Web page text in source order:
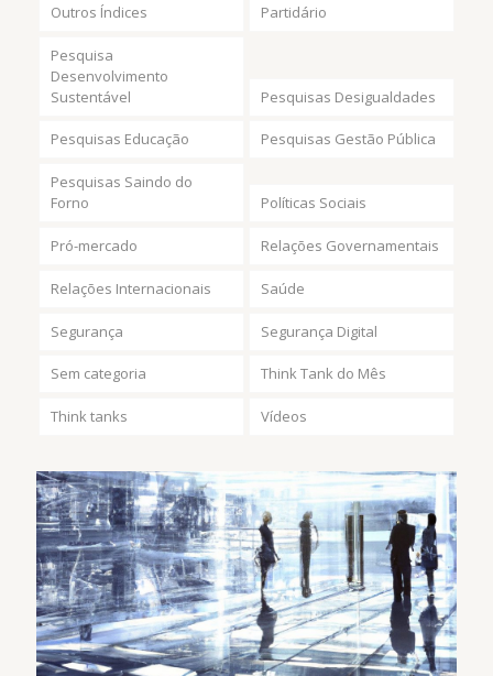
Outros Índices Partidário
Pesquisa
Desenvolvimento
Sustentável
Pesquisas Desigualdades
Pesquisas Educação Pesquisas Gestão Pública
Pesquisas Saindo do
Forno
Políticas Sociais
Pró-mercado Relações Governamentais
Relações Internacionais Saúde
Segurança Segurança Digital
Sem categoria Think Tank do Mês
Think tanks Vídeos